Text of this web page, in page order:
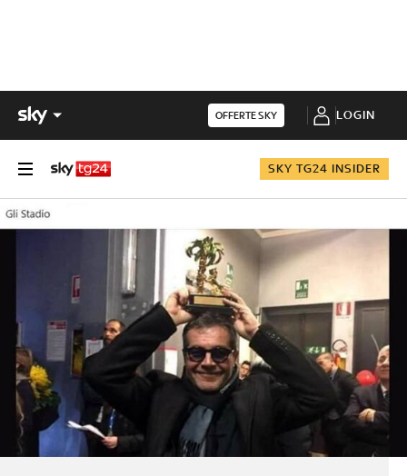
OFFERTE SKY LOGIN
SKY TG24 INSIDER